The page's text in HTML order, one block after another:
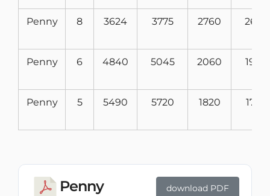
Penny 8 3624 3775 2760 2650
Penny 6 4840 5045 2060 1980
Penny 5 5490 5720 1820 1750
Penny download PDF